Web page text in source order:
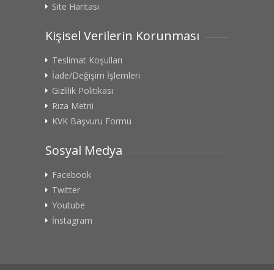
Site Haritası
Kişisel Verilerin Korunması
Teslimat Koşulları
İade/Değişim İşlemleri
Gizlilik Politikası
Rıza Metni
KVK Başvuru Formu
Sosyal Medya
Facebook
Twitter
Youtube
İnstagram